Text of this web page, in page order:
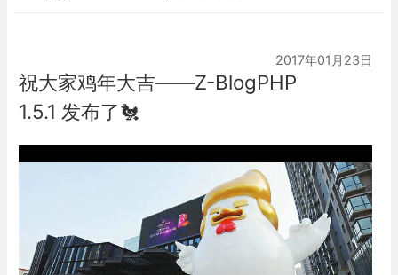
2017年01月23日
祝大家鸡年大吉——Z-BlogPHP
1.5.1 发布了🐔